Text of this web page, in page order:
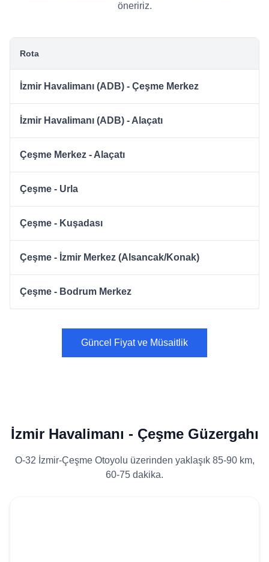
öneririz.
Rota
İzmir Havalimanı (ADB) - Çeşme Merkez
İzmir Havalimanı (ADB) - Alaçatı
Çeşme Merkez - Alaçatı
Çeşme - Urla
Çeşme - Kuşadası
Çeşme - İzmir Merkez (Alsancak/Konak)
Çeşme - Bodrum Merkez
Güncel Fiyat ve Müsaitlik
İzmir Havalimanı - Çeşme Güzergahı
O-32 İzmir-Çeşme Otoyolu üzerinden yaklaşık 85-90 km,
60-75 dakika.